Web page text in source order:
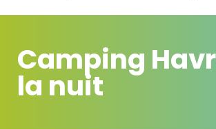
Camping
la nuit